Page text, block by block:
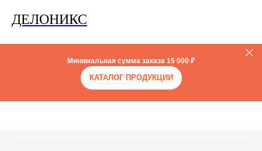
ДЕЛОНИКС
Минимальная сумма заказа 15 000 ₽
КАТАЛОГ ПРОДУКЦИИ